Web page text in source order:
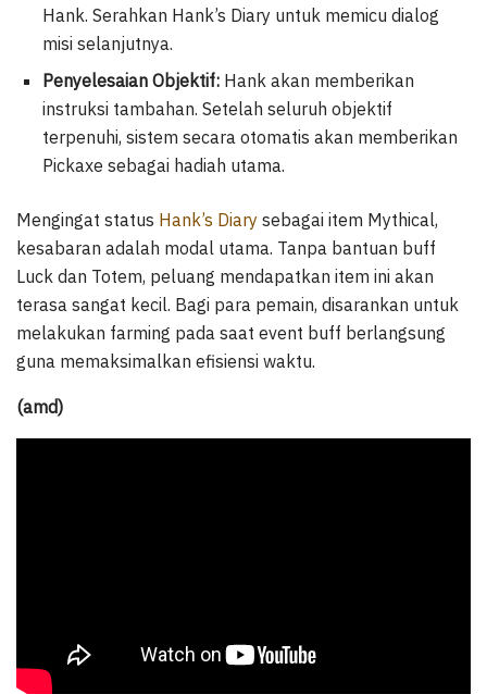
Hank. Serahkan Hank’s Diary untuk memicu dialog
misi selanjutnya.
Penyelesaian Objektif: Hank akan memberikan
instruksi tambahan. Setelah seluruh objektif
terpenuhi, sistem secara otomatis akan memberikan
Pickaxe sebagai hadiah utama.
Mengingat status Hank’s Diary sebagai item Mythical,
kesabaran adalah modal utama. Tanpa bantuan buff
Luck dan Totem, peluang mendapatkan item ini akan
terasa sangat kecil. Bagi para pemain, disarankan untuk
melakukan farming pada saat event buff berlangsung
guna memaksimalkan efisiensi waktu.
(amd)